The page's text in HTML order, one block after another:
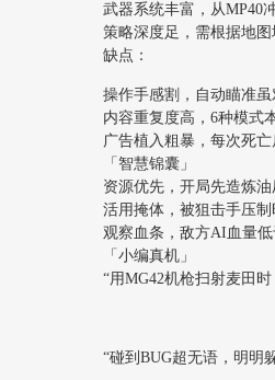
武器系统丰富，从MP40
策略深度足，需根据地
缺点：
操作手感割，自动瞄准
内容重复度高，6种模式
广告植入粗暴，每次死
「智慧锦囊」
资源优先，开局先造炼
活用掩体，被狙击手压
观察血条，敌方AI血量
「小编真机」
“用MG42机枪扫射麦田
“碰到BUG超无语，明